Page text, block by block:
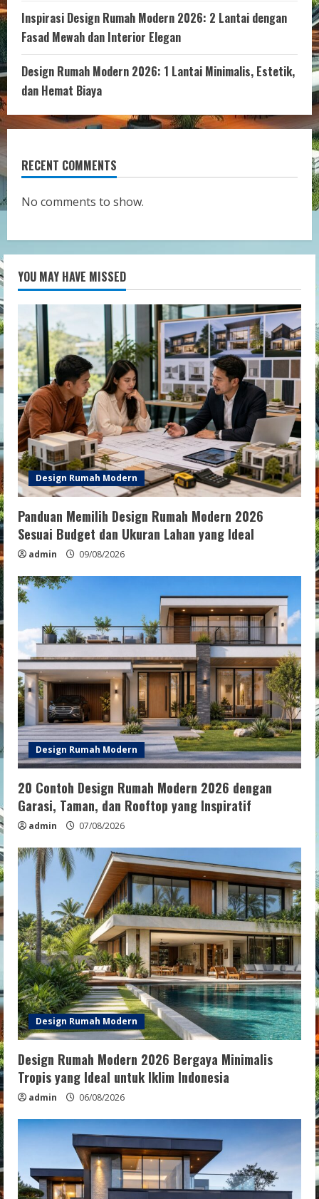
Inspirasi Design Rumah Modern 2026: 2 Lantai dengan
Fasad Mewah dan Interior Elegan
Design Rumah Modern 2026: 1 Lantai Minimalis, Estetik,
dan Hemat Biaya
RECENT COMMENTS
No comments to show.
YOU MAY HAVE MISSED
Design Rumah Modern
Panduan Memilih Design Rumah Modern 2026
Sesuai Budget dan Ukuran Lahan yang Ideal
admin 09/08/2026
Design Rumah Modern
20 Contoh Design Rumah Modern 2026 dengan
Garasi, Taman, dan Rooftop yang Inspiratif
admin 07/08/2026
Design Rumah Modern
Design Rumah Modern 2026 Bergaya Minimalis
Tropis yang Ideal untuk Iklim Indonesia
admin 06/08/2026